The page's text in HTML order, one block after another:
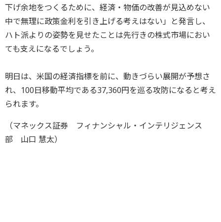
下げ余地をつくるために、経済・物価の改善が見込めない
中で無理に政策金利を引き上げる考えはない」と発言し、
ハト派よりの姿勢を見せたことは先行きの株式市場におい
ても支えになるでしょう。
明日は、米国の経済指標を前に、動きづらい展開が予想さ
れ、100日移動平均である37,360円を巡る攻防になると考え
られます。
（マネックス証券 フィナンシャル・インテリジェンス
部 山口 慧太）